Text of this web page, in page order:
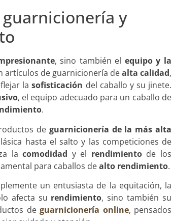
y
, sino también el equipo y la
artículos de guarnicionería dealta calidad,
lasofisticación del caballo y su jinete.
, el equipo adecuado para un caballo de
.
de guarnicionería de la más alta
hasta el salto y las competiciones de
lacomodidad y el rendimientode los
para caballos dealto rendimiento.
un entusiasta de la equitación, la
afecta su rendimiento, sino también su
deguarnicionería online, pensados